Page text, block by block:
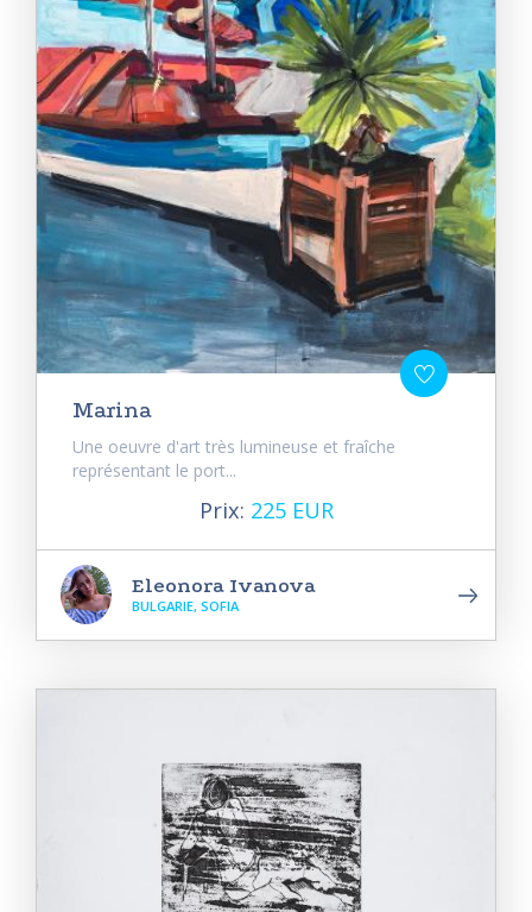
Marina
Une oeuvre d'art très lumineuse et fraîche
représentant le port...
Prix: 225 EUR
Eleonora Ivanova
BULGARIE, SOFIA